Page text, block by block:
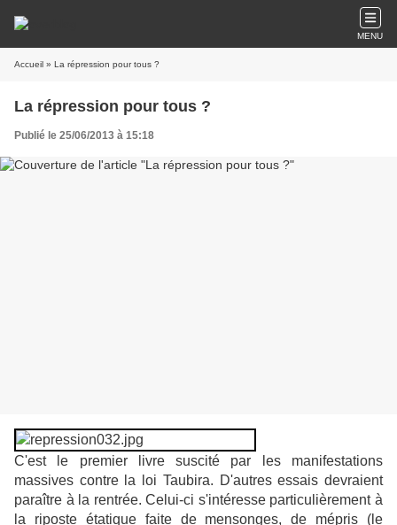
MENU
Accueil » La répression pour tous ?
La répression pour tous ?
Publié le 25/06/2013 à 15:18
C'est le premier livre suscité par les manifestations
massives contre la loi Taubira. D'autres essais devraient
paraître à la rentrée. Celui-ci s'intéresse particulièrement à
la riposte étatique faite de mensonges, de mépris (le